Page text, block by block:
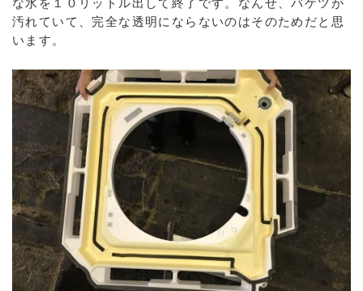
な水を１０リットル出して終了です。なんせ、バケツが
汚れていて、完全な透明にならないのはそのためだと思
います。